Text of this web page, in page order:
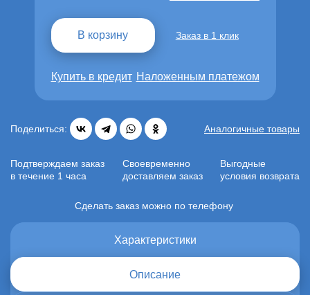
В корзину Заказ в 1 клик
Купить в кредит Наложенным платежом
Поделиться: Аналогичные товары
Подтверждаем заказ
в течение 1 часа
Своевременно
доставляем заказ
Выгодные
условия возврата
Сделать заказ можно по телефону
Характеристики
Описание